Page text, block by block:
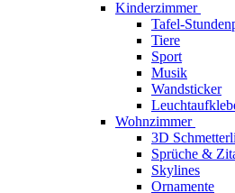
Kinderzimmer
Tafel-
Tiere
Sport
Musik
Wandsticker
Wohnzimmer
3D
Sprüche &
Skylines
Ornamente